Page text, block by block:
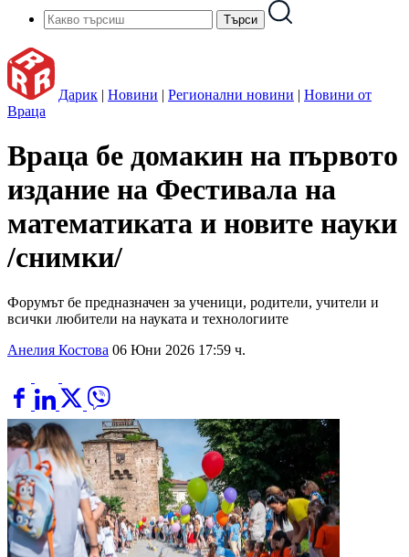
Дарик | Новини | Регионални новини | Новини от
Враца
Враца бе домакин на първото
издание на Фестивала на
математиката и новите науки
/снимки/
Форумът бе предназначен за ученици, родители, учители и
всички любители на науката и технологиите
Анелия Костова 06 Юни 2026 17:59 ч.